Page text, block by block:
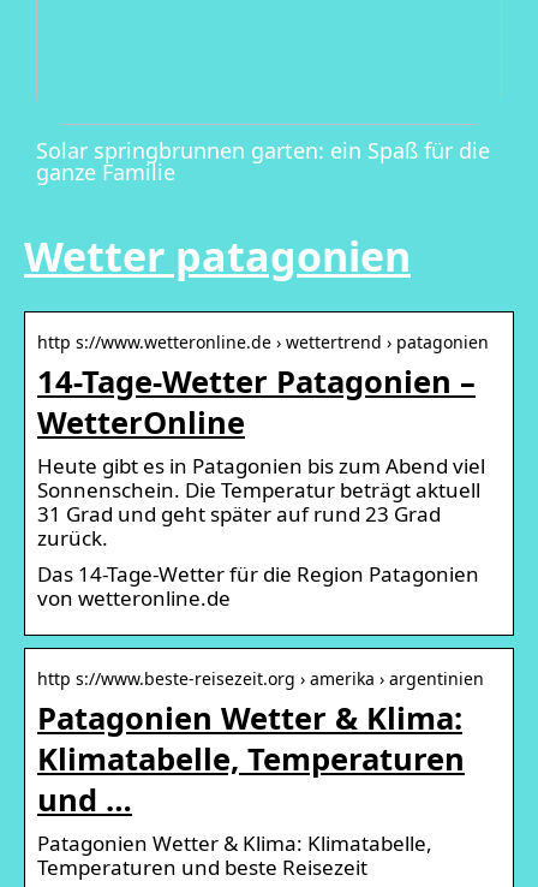
Solar springbrunnen garten: ein Spaß für die
ganze Familie
Wetter patagonien
http s://www.wetteronline.de › wettertrend › patagonien
14-Tage-Wetter Patagonien –
WetterOnline
Heute gibt es in Patagonien bis zum Abend viel
Sonnenschein. Die Temperatur beträgt aktuell
31 Grad und geht später auf rund 23 Grad
zurück.
Das 14-Tage-Wetter für die Region Patagonien
von wetteronline.de
http s://www.beste-reisezeit.org › amerika › argentinien
Patagonien Wetter & Klima:
Klimatabelle, Temperaturen
und …
Patagonien Wetter & Klima: Klimatabelle,
Temperaturen und beste Reisezeit